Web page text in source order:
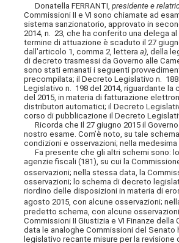
Donatella FERRANTI, presidente e
Commissioni II e VI sono chiamate ad
sistema sanzionatorio, approvato in
2014, n. 23, che ha conferito una delega
termine di attuazione è scaduto il 27
dall'articolo 1, comma 2, letteraa) , della
di decreto trasmessi da Governo alle
sono stati emanati i seguenti
precompilata; il Decreto Legislativo n.
Legislativo n. 198 del 2014, riguardante
del 2015, in materia di fatturazione
distributori automatici; il Decreto
corso di pubblicazione il Decreto
Ricorda che Il 27 giugno 2015 il
nostro esame. Com’è noto, su tale
condizioni e osservazioni; nella
Fa presente che gli altri schemi sono:
agenzie fiscali (181), su cui la
osservazioni; nella stessa data, la
osservazioni; lo schema di decreto
riordino delle disposizioni in materia di
agosto 2015, con alcune osservazioni;
predetto schema, con alcune
Commissioni II Giustizia e VI Finanze
data le analoghe Commissioni del
legislativo recante misure per la revisione